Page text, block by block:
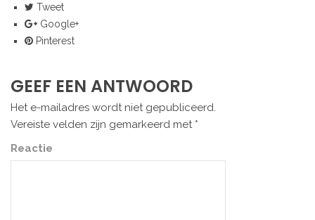
Tweet
Google+
Pinterest
GEEF EEN ANTWOORD
Het e-mailadres wordt niet gepubliceerd.
Vereiste velden zijn gemarkeerd met *
Reactie